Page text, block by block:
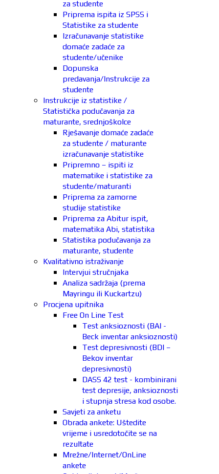
za studente
Priprema ispita iz SPSS i
Statistike za studente
Izračunavanje statistike
domaće zadaće za
studente/učenike
Dopunska
predavanja/Instrukcije za
studente
Instrukcije iz statistike /
Statistička podučavanja za
maturante, srednjoškolce
Rješavanje domaće zadaće
za studente / maturante
izračunavanje statistike
Pripremno – ispiti iz
matematike i statistike za
studente/maturanti
Priprema za zamorne
studije statistike
Priprema za Abitur ispit,
matematika Abi, statistika
Statistika podučavanja za
maturante, studente
Kvalitativno istraživanje
Intervjui stručnjaka
Analiza sadržaja (prema
Mayringu ili Kuckartzu)
Procjena upitnika
Free On Line Test
Test anksioznosti (BAI -
Beck inventar anksioznosti)
Test depresivnosti (BDI –
Bekov inventar
depresivnosti)
DASS 42 test - kombinirani
test depresije, anksioznosti
i stupnja stresa kod osobe.
Savjeti za anketu
Obrada ankete: Uštedite
vrijeme i usredotočite se na
rezultate
Mrežne/Internet/OnLine
ankete